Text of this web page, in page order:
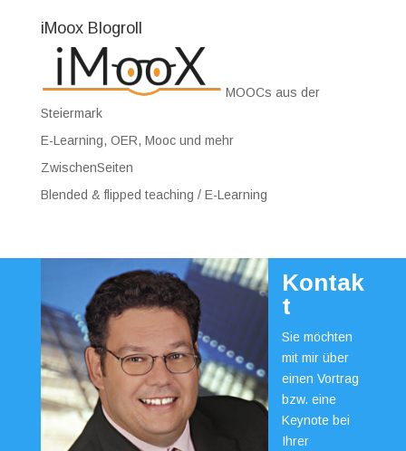
iMoox Blogroll
MOOCs aus der
Steiermark
E-Learning, OER, Mooc und mehr
ZwischenSeiten
Blended & flipped teaching / E-Learning
Kontak
t
Sie möchten
mit mir über
einen Vortrag
bzw. eine
Keynote bei
Ihrer